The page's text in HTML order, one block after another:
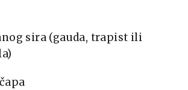
sira (gauda, trapist ili